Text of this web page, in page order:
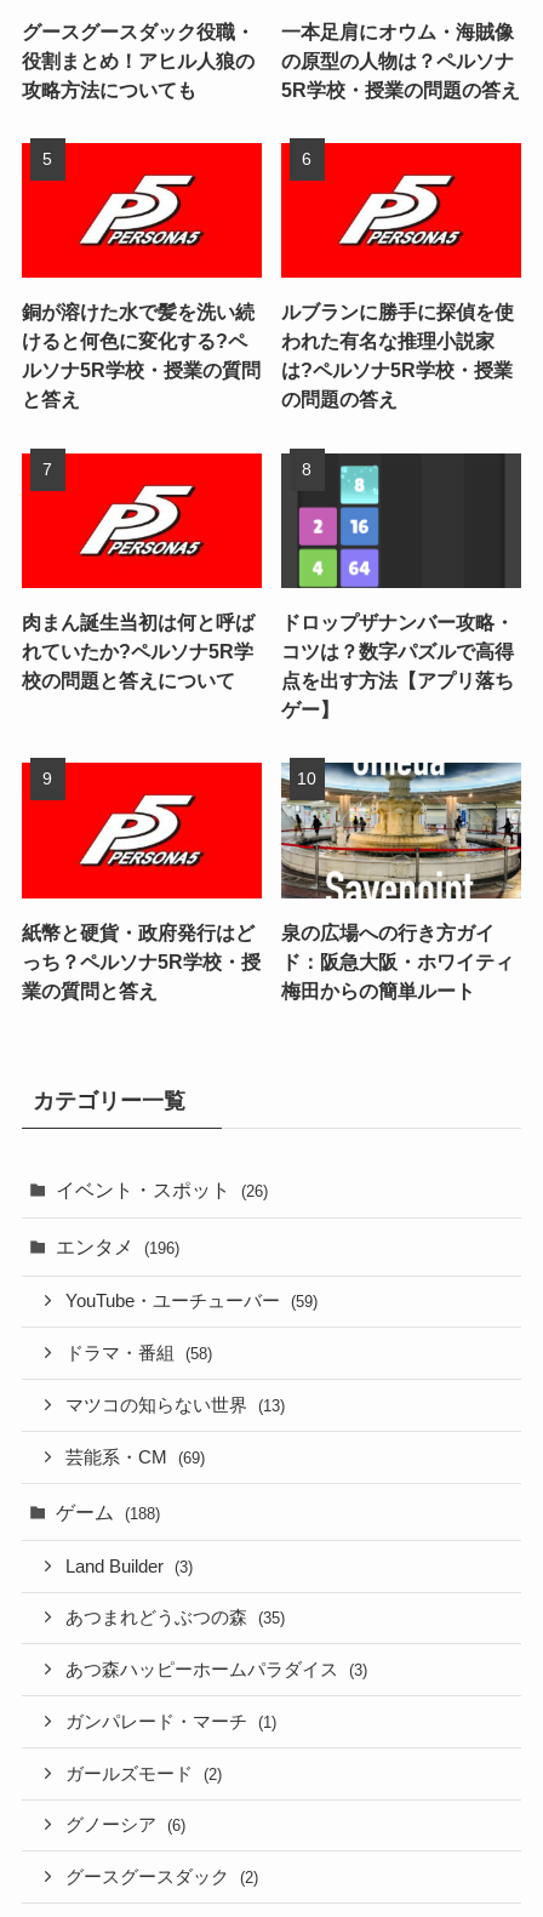
グースグースダック役職・
役割まとめ！アヒル人狼の
攻略方法についても
一本足肩にオウム・海賊像
の原型の人物は？ペルソナ
5R学校・授業の問題の答え
銅が溶けた水で髪を洗い続
けると何色に変化する?ペ
ルソナ5R学校・授業の質問
と答え
ルブランに勝手に探偵を使
われた有名な推理小説家
は?ペルソナ5R学校・授業
の問題の答え
肉まん誕生当初は何と呼ば
れていたか?ペルソナ5R学
校の問題と答えについて
ドロップザナンバー攻略・
コツは？数字パズルで高得
点を出す方法【アプリ落ち
ゲー】
紙幣と硬貨・政府発行はど
っち？ペルソナ5R学校・授
業の質問と答え
泉の広場への行き方ガイ
ド：阪急大阪・ホワイティ
梅田からの簡単ルート
カテゴリー一覧
イベント・スポット (26)
エンタメ (196)
YouTube・ユーチューバー (59)
ドラマ・番組 (58)
マツコの知らない世界 (13)
芸能系・CM (69)
ゲーム (188)
Land Builder (3)
あつまれどうぶつの森 (35)
あつ森ハッピーホームパラダイス (3)
ガンパレード・マーチ (1)
ガールズモード (2)
グノーシア (6)
グースグースダック (2)